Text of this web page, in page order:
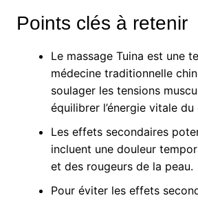
Points clés à retenir
Le massage Tuina est une
médecine traditionnelle
soulager les tensions
équilibrer l’énergie vitale du
Les effets secondaires
incluent une douleur
et des rougeurs de la peau.
Pour éviter les effets